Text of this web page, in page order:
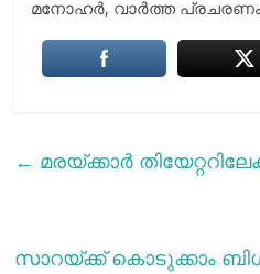
മനോഹര്‍, വാര്‍ത്ത
← മരയ്ക്കാര്‍
സാറയ്ക്ക് കൊടുക്കാം